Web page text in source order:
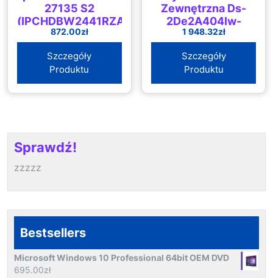
27135 S2
(IPCHDBW2441RZAS27135)
872.00zł
Szczegóły
Produktu
Zewnętrzna Ds-
2De2A404Iw-
De3/W(C0)(S6)(C)
(DS2DE2A404IWDE3)
1 948.32zł
Szczegóły
Produktu
Sprawdź!
zzzzz
Bestsellers
Microsoft Windows 10 Professional 64bit OEM DVD
695.00zł